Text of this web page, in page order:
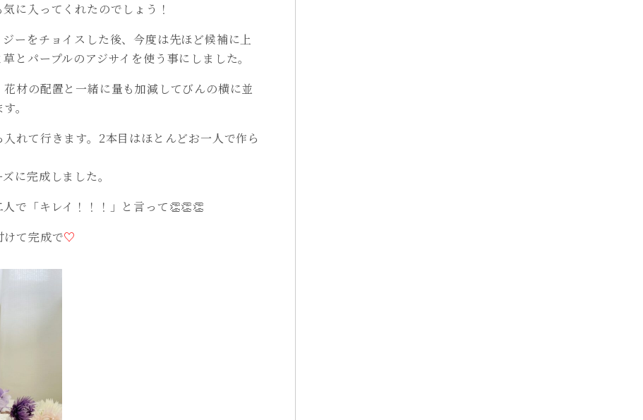
に入ってくれたのでしょう！
ーをチョイスした後、今度は先ほど候補に上
とパープルのアジサイを使う事にしました。
材の配置と一緒に量も加減してびんの横に並
。
れて行きます。2本目はほとんどお一人で作ら
に完成しました。
で「キレイ！！！」と言って👏👏👏
けて完成で♡